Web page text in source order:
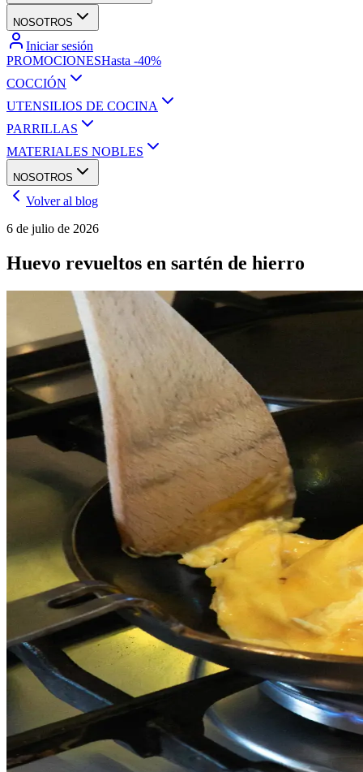
NOSOTROS
Iniciar sesión
PROMOCIONESHasta -40%
COCCIÓN
UTENSILIOS DE COCINA
PARRILLAS
MATERIALES NOBLES
NOSOTROS
Volver al blog
6 de julio de 2026
Huevo revueltos en sartén de hierro